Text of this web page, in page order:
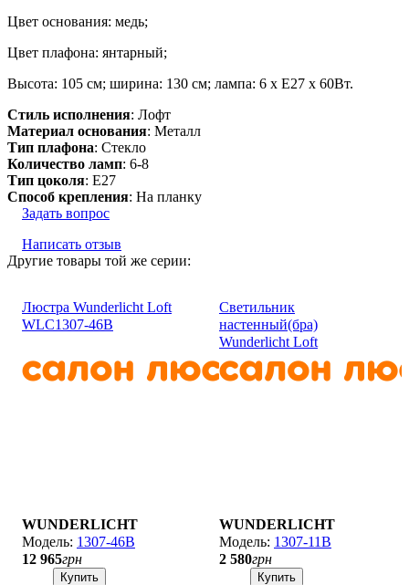
Цвет основания: медь;
Цвет плафона: янтарный;
Высота: 105 см; ширина: 130 см; лампа: 6 х Е27 х 60Вт.
Стиль исполнения: Лофт
Материал основания: Металл
Тип плафона: Стекло
Количество ламп: 6-8
Тип цоколя: E27
Способ крепления: На планку
Задать вопрос
Написать отзыв
Другие товары той же серии:
Люстра Wunderlicht Loft
WLC1307-46В
WUNDERLICHT
1307-46В
12 965грн
Купить
Светильник
настенный(бра)
Wunderlicht Loft
WLC1307-11В
WUNDERLICHT
1307-11В
2 580грн
Купить